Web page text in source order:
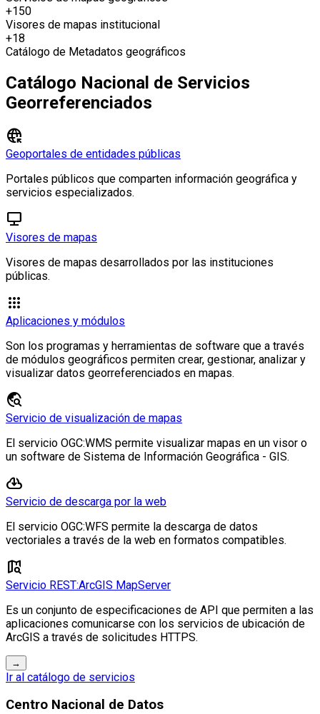
+150
Visores de mapas institucional
+18
Catálogo de Metadatos geográficos
Catálogo Nacional de Servicios
Georreferenciados
captive_portal
Geoportales de entidades públicas
Portales públicos que comparten información geográfica y
servicios especializados.
jamboard_kiosk
Visores de mapas
Visores de mapas desarrollados por las instituciones
públicas.
apps
Aplicaciones y módulos
Son los programas y herramientas de software que a través
de módulos geográficos permiten crear, gestionar, analizar y
visualizar datos georreferenciados en mapas.
travel_explore
Servicio de visualización de mapas
El servicio OGC:WMS permite visualizar mapas en un visor o
un software de Sistema de Información Geográfica - GIS.
cloud_download
Servicio de descarga por la web
El servicio OGC:WFS permite la descarga de datos
vectoriales a través de la web en formatos compatibles.
map_search
Servicio REST:ArcGIS MapServer
Es un conjunto de especificaciones de API que permiten a las
aplicaciones comunicarse con los servicios de ubicación de
ArcGIS a través de solicitudes HTTPS.
→
Ir al catálogo de servicios
Centro Nacional de Datos